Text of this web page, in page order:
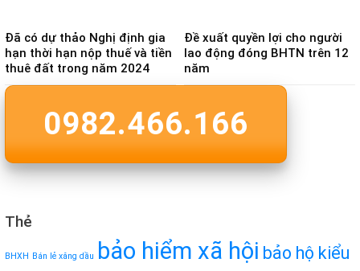
Đã có dự thảo Nghị định gia
hạn thời hạn nộp thuế và tiền
thuê đất trong năm 2024
Đề xuất quyền lợi cho người
lao động đóng BHTN trên 12
năm
0982.466.166
Thẻ
BHXH Bán lẻ xăng dầu bảo hiểm xã hội bảo hộ kiểu